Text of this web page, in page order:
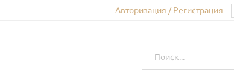
Авторизация / Регистрация